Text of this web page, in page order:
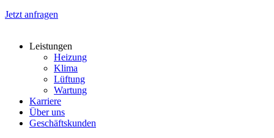
Jetzt anfragen
Leistungen
Heizung
Klima
Lüftung
Wartung
Karriere
Über uns
Geschäftskunden